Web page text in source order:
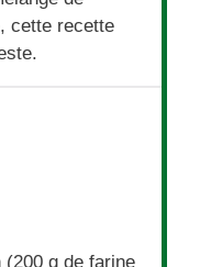
cette recette
(200 g de farine